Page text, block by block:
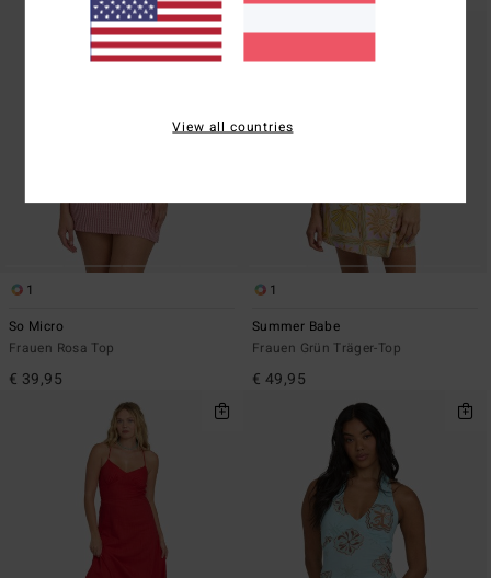
1
So Micro
Frauen Rosa Top
€ 39,95
1
Summer Babe
Frauen Grün Träger-Top
€ 49,95
View all countries